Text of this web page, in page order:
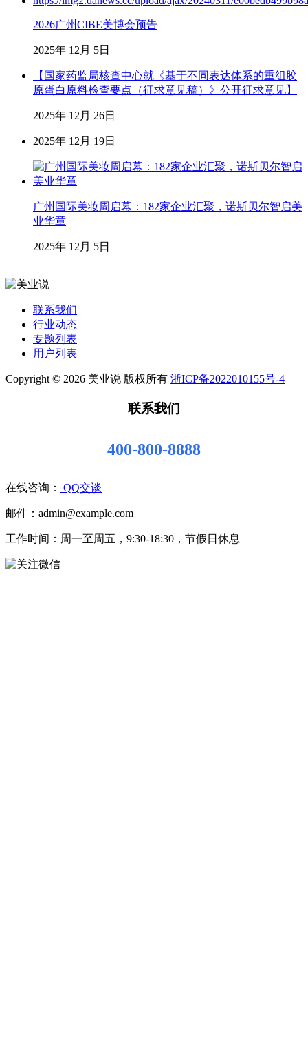
2026广州CIBE美博会预告
2025年 12月 5日
【国家药监局核查中心就《基于不同表达体系的重组胶
原蛋白原料检查要点（征求意见稿）》公开征求意见】
2025年 12月 26日
2025年 12月 19日
广州国际美妆周启幕：182家企业汇聚，诺斯贝尔智启美
业华章
2025年 12月 5日
联系我们
行业动态
专题列表
用户列表
Copyright © 2026 美业说 版权所有 浙ICP备2022010155号-4
联系我们
400-800-8888
在线咨询： QQ交谈
邮件：admin@example.com
工作时间：周一至周五，9:30-18:30，节假日休息